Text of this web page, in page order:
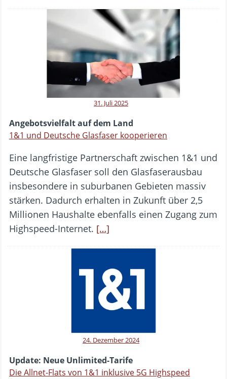
31. Juli 2025
Angebotsvielfalt auf dem Land
1&1 und Deutsche Glasfaser kooperieren
Eine langfristige Partnerschaft zwischen 1&1 und
Deutsche Glasfaser soll den Glasfaserausbau
insbesondere in suburbanen Gebieten massiv
stärken. Dadurch erhalten in Zukunft über 2,5
Millionen Haushalte ebenfalls einen Zugang zum
Highspeed-Internet. […]
24. Dezember 2024
Update: Neue Unlimited-Tarife
Die Allnet-Flats von 1&1 inklusive 5G Highspeed